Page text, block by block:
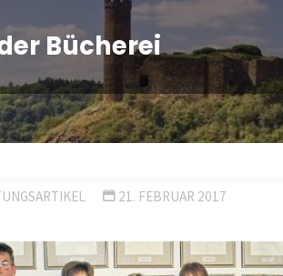
Bücherei
21. FEBRUAR 2017